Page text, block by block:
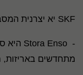
SKF יא יצרנית
-
Stora Enso היא
מתחדשים באריזות,